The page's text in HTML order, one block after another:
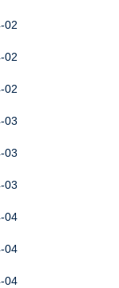
02
02
02
03
03
03
04
04
04